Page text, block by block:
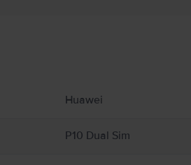
Huawei
P10 Dual Sim